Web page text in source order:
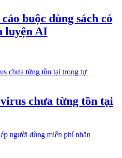
buộc dùng sách có
luyện AI
chưa từng tồn tại